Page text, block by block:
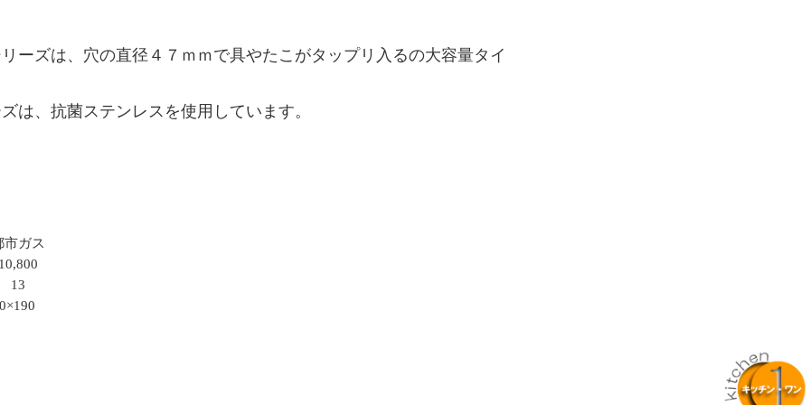
ーズは、穴の直径４７ｍｍで具やたこがタップリ入るの大容量タイ
は、抗菌ステンレスを使用しています。
市ガス
13